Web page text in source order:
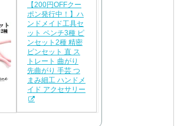
【200円OFFクー
ポン発行中！】ハ
ンドメイド工具セ
ット ペンチ3種 ピ
ンセット2種 精密
ピンセット 直 ス
トレート 曲がり
先曲がり 手芸 つ
まみ細工 ハンドメ
イド アクセサリー